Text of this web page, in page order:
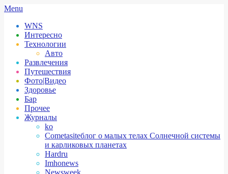
Skip
content
Secondary
Menu
Menu
WNS
Интересно
Технологии
Авто
Развлечения
Путешествия
Фото|Видео
Здоровье
Бар
Прочее
Журналы
ko
Cometasiteблог о малых телах Солнечной системы
и карликовых планетах
Hardru
Imhonews
Newsweek